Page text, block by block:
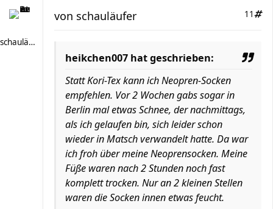
schauläufer
11
von schauläufer
heikchen007 hat geschrieben:
Statt Kori-Tex kann ich Neopren-Socken
empfehlen. Vor 2 Wochen gabs sogar in
Berlin mal etwas Schnee, der nachmittags,
als ich gelaufen bin, sich leider schon
wieder in Matsch verwandelt hatte. Da war
ich froh über meine Neoprensocken. Meine
Füße waren nach 2 Stunden noch fast
komplett trocken. Nur an 2 kleinen Stellen
waren die Socken innen etwas feucht.